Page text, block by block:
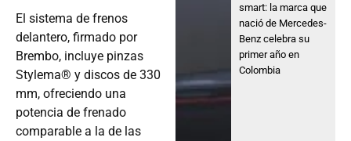
El sistema de frenos
delantero, firmado por
Brembo, incluye pinzas
Stylema® y discos de 330
mm, ofreciendo una
potencia de frenado
comparable a la de las
smart: la marca que
nació de Mercedes-
Benz celebra su
primer año en
Colombia